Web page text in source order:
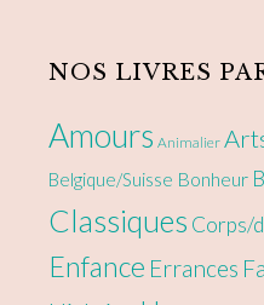
NOS LIVRES
Amours Animalier
Belgique/Suisse Bonheur
Classiques Corps/
Enfance Errances